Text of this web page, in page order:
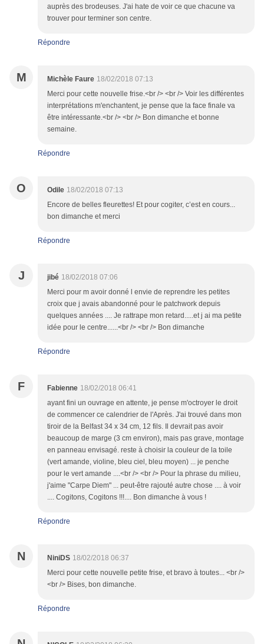
auprès des brodeuses. J'ai hate de voir ce que chacune va
trouver pour terminer son centre.
Répondre
M Michèle Faure 18/02/2018 07:13
Merci pour cette nouvelle frise.<br /> <br /> Voir les différentes
interprétations m'enchantent, je pense que la face finale va
être intéressante.<br /> <br /> Bon dimanche et bonne
semaine.
Répondre
O Odile 18/02/2018 07:13
Encore de belles fleurettes! Et pour cogiter, c’est en cours...
bon dimanche et merci
Répondre
J jibé 18/02/2018 07:06
Merci pour m avoir donné l envie de reprendre les petites
croix que j avais abandonné pour le patchwork depuis
quelques années .... Je rattrape mon retard.....et j ai ma petite
idée pour le centre......<br /> <br /> Bon dimanche
Répondre
F Fabienne 18/02/2018 06:41
ayant fini un ouvrage en attente, je pense m'octroyer le droit
de commencer ce calendrier de l'Après. J'ai trouvé dans mon
tiroir de la Belfast 34 x 34 cm, 12 fils. Il devrait pas avoir
beaucoup de marge (3 cm environ), mais pas grave, montage
en panneau envisagé. reste à choisir la couleur de la toile
(vert amande, violine, bleu ciel, bleu moyen) ... je penche
pour le vert amande ....<br /> <br /> Pour la phrase du milieu,
j'aime "Carpe Diem" ... peut-être rajouté autre chose .... à voir
.... Cogitons, Cogitons !!!.... Bon dimanche à vous !
Répondre
N NiniDS 18/02/2018 06:37
Merci pour cette nouvelle petite frise, et bravo à toutes... <br />
<br /> Bises, bon dimanche.
Répondre